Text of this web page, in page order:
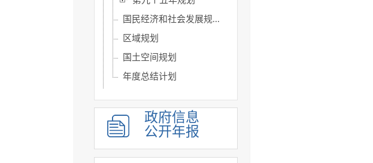
国民经济和社会发展规...
区域规划
国土空间规划
年度总结计划
财政信息
政府采购
政府信息
公开年报